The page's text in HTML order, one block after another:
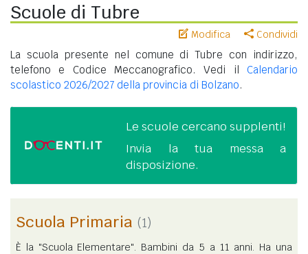
Scuole di Tubre
Modifica Condividi
La scuola presente nel comune di Tubre con indirizzo,
telefono e Codice Meccanografico. Vedi il Calendario
scolastico 2026/2027 della provincia di Bolzano.
Le scuole cercano supplenti!
Invia la tua messa a
disposizione.
Scuola Primaria (1)
È la "Scuola Elementare". Bambini da 5 a 11 anni. Ha una